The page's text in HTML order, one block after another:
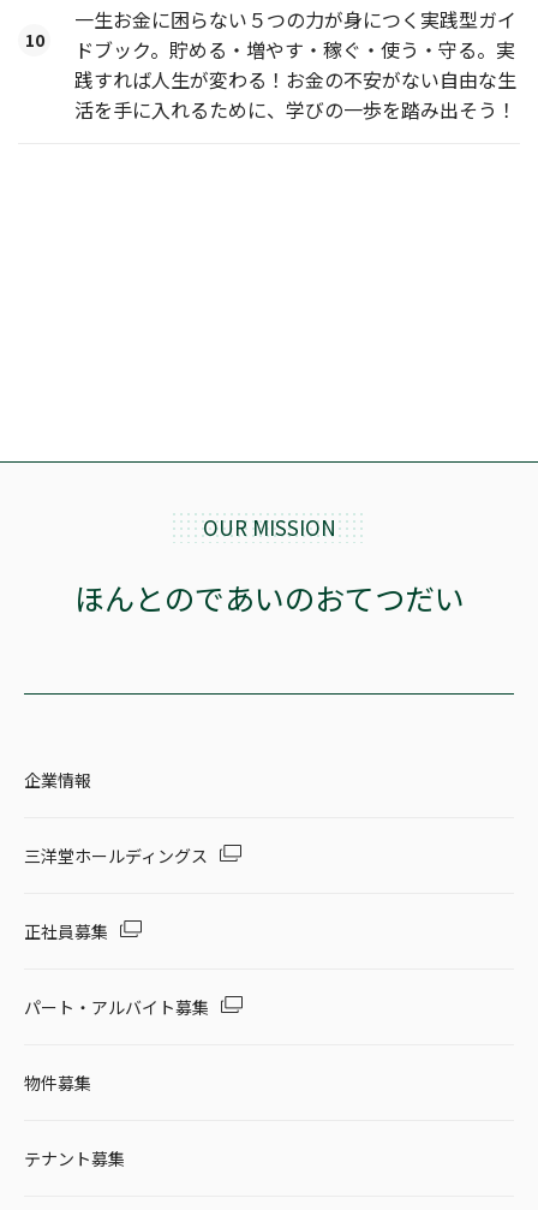
10
一生お金に困らない５つの力が身につく実践型ガイ
ドブック。貯める・増やす・稼ぐ・使う・守る。実
践すれば人生が変わる！お金の不安がない自由な生
活を手に入れるために、学びの一歩を踏み出そう！
OUR MISSION
ほんとのであいのおてつだい
企業情報
三洋堂ホールディングス
正社員募集
パート・アルバイト募集
物件募集
テナント募集